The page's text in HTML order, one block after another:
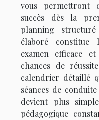
vous permettront
succès dès la
planning
élaboré constitue
examen efficace
chances de
calendrier détaillé
séances de
devient plus
pédagogique